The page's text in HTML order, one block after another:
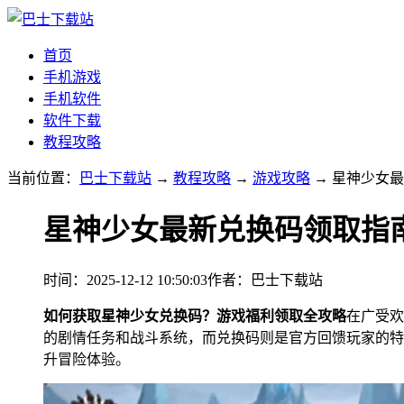
首页
手机游戏
手机软件
软件下载
教程攻略
当前位置： 巴士下载站 → 教程攻略 → 游戏攻略 → 星神少女
星神少女最新兑换码领取指
时间：2025-12-12 10:50:03作者：巴士下载站
如何获取星神少女兑换码？游戏福利领取全攻略在广受
的剧情任务和战斗系统，而兑换码则是官方回馈玩家的
升冒险体验。